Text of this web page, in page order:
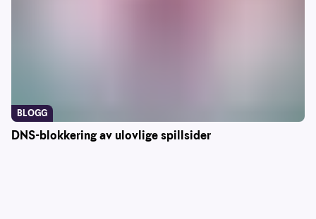
DNS-blokkering av ulovlige spillsider
BLOGG